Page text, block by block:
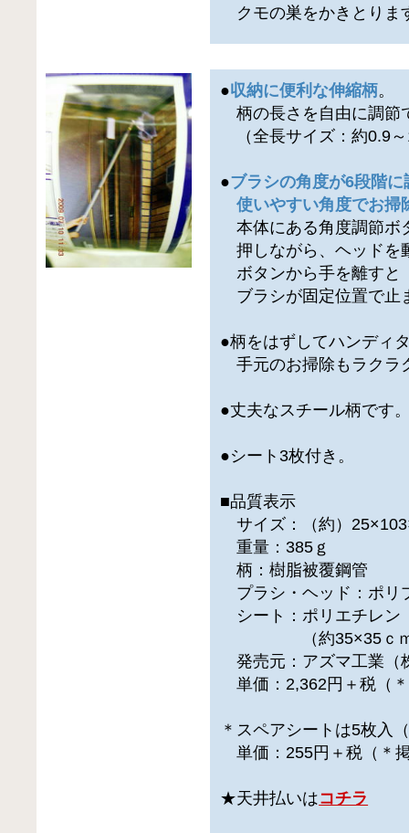
クモの巣をかきとりま
●収納に便利な伸縮柄。
柄の長さを自由に調節
（全長サイズ：約0.9
●ブラシの角度が6段階
使いやすい角度でお掃
本体にある角度調節ボ
押しながら、ヘッドを
ボタンから手を離すと
ブラシが固定位置で止
●柄をはずしてハンディ
手元のお掃除もラクラ
●丈夫なスチール柄です
●シート3枚付き。
■品質表示
サイズ：（約）
重量：385ｇ
柄：樹脂被覆鋼管
プラシ・ヘッド：ポリ
シート：ポリエチレン
（約35×35ｃｍ
発売元：アズマ工業（
単価：2,362円＋税（
＊スペアシートは5枚入
単価：255円＋税（＊
★天井払いはコチラ